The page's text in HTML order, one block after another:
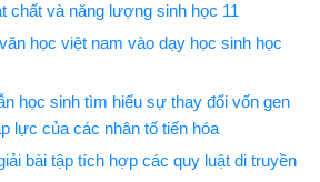
chất và năng lượng sinh học 11
học việt nam vào dạy học sinh học
học sinh tìm hiểu sự thay đổi vốn gen
lực của các nhân tố tiến hóa
bài tập tích hợp các quy luật di truyền